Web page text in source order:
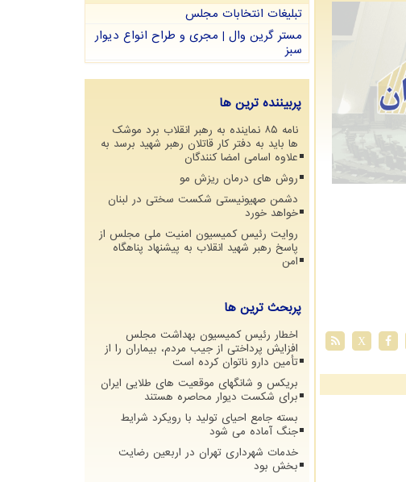
X
تبلیغات انتخابات مجلس
مستر گرین وال | مجری و طراح انواع دیوار
سبز
پربیننده ترین ها
نامه ۸۵ نماینده به رهبر انقلاب برد موشک
ها باید به دفتر کار قاتلان رهبر شهید برسد به
علاوه اسامی امضا کنندگان
روش های درمان ریزش مو
دشمن صهیونیستی شکست سختی در لبنان
خواهد خورد
روایت رئیس کمیسیون امنیت ملی مجلس از
پاسخ رهبر شهید انقلاب به پیشنهاد پناهگاه
امن
پربحث ترین ها
اخطار رئیس کمیسیون بهداشت مجلس
افزایش پرداختی از جیب مردم، بیماران را از
تأمین دارو ناتوان کرده است
بریکس و شانگهای موقعیت های طلایی ایران
برای شکست دیوار محاصره هستند
بسته جامع احیای تولید با رویکرد شرایط
جنگ آماده می شود
خدمات شهرداری تهران در اربعین رضایت
بخش بود